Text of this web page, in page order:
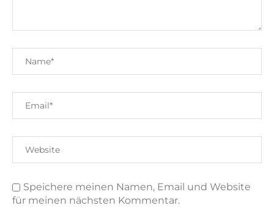
Speichere meinen Namen, Email und Website
für meinen nächsten Kommentar.